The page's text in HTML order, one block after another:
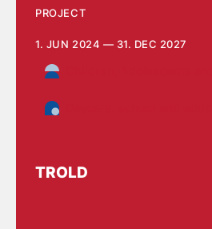
PROJECT
1. JUN 2024 — 31. DEC 2027
TROLD